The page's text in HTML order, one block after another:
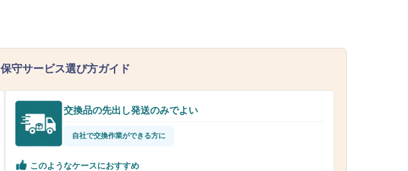
保守サービス選び方ガイド
交換品の先出し発送のみでよい
自社で交換作業ができる方に
このようなケースにおすすめ